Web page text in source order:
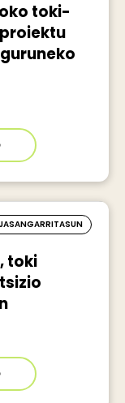
toki-
toki